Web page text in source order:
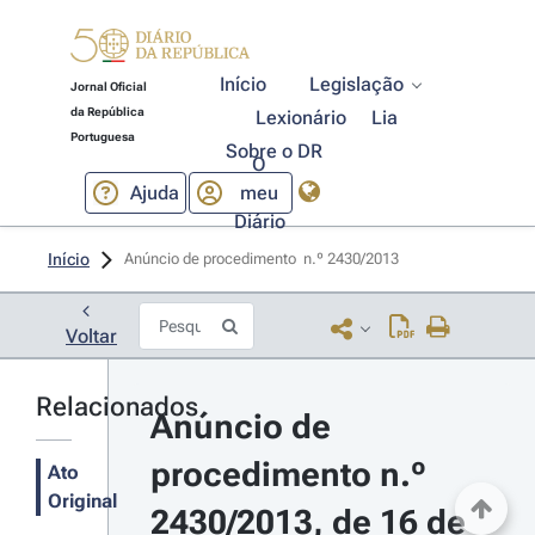
Jornal Oficial
da República
Portuguesa
Início
Legislação
Lexionário
Lia
Sobre o DR
Ajuda
O
meu
Diário
Início Anúncio de procedimento  n.º 2430/2013
Voltar
Relacionados
Ato
Original
Anúncio de
procedimento n.º
2430/2013, de 16 de